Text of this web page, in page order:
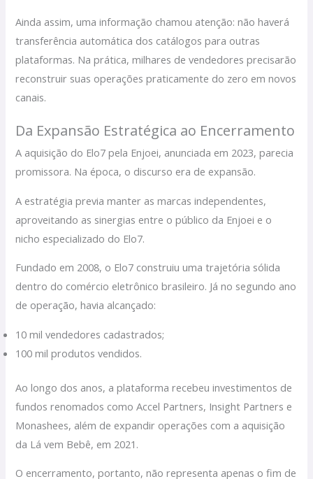
Ainda assim, uma informação chamou atenção: não haverá
transferência automática dos catálogos para outras
plataformas. Na prática, milhares de vendedores precisarão
reconstruir suas operações praticamente do zero em novos
canais.
Da Expansão Estratégica ao Encerramento
A aquisição do Elo7 pela Enjoei, anunciada em 2023, parecia
promissora. Na época, o discurso era de expansão.
A estratégia previa manter as marcas independentes,
aproveitando as sinergias entre o público da Enjoei e o
nicho especializado do Elo7.
Fundado em 2008, o Elo7 construiu uma trajetória sólida
dentro do comércio eletrônico brasileiro. Já no segundo ano
de operação, havia alcançado:
10 mil vendedores cadastrados;
100 mil produtos vendidos.
Ao longo dos anos, a plataforma recebeu investimentos de
fundos renomados como Accel Partners, Insight Partners e
Monashees, além de expandir operações com a aquisição
da Lá vem Bebê, em 2021.
O encerramento, portanto, não representa apenas o fim de